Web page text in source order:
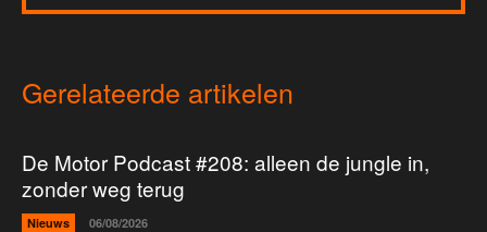
Gerelateerde artikelen
De Motor Podcast #208: alleen de jungle in,
zonder weg terug
Nieuws 06/08/2026